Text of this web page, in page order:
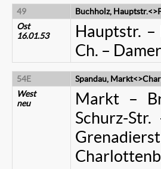
49
Buchholz,
Ost
16.01.53
Hauptstr. –
Ch. –
54E
Spandau,
West
neu
Markt –
Schurz-